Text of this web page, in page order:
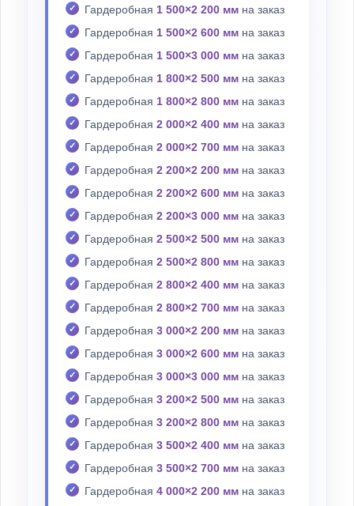
Гардеробная 1 500×2 200 мм на заказ
Гардеробная 1 500×2 600 мм на заказ
Гардеробная 1 500×3 000 мм на заказ
Гардеробная 1 800×2 500 мм на заказ
Гардеробная 1 800×2 800 мм на заказ
Гардеробная 2 000×2 400 мм на заказ
Гардеробная 2 000×2 700 мм на заказ
Гардеробная 2 200×2 200 мм на заказ
Гардеробная 2 200×2 600 мм на заказ
Гардеробная 2 200×3 000 мм на заказ
Гардеробная 2 500×2 500 мм на заказ
Гардеробная 2 500×2 800 мм на заказ
Гардеробная 2 800×2 400 мм на заказ
Гардеробная 2 800×2 700 мм на заказ
Гардеробная 3 000×2 200 мм на заказ
Гардеробная 3 000×2 600 мм на заказ
Гардеробная 3 000×3 000 мм на заказ
Гардеробная 3 200×2 500 мм на заказ
Гардеробная 3 200×2 800 мм на заказ
Гардеробная 3 500×2 400 мм на заказ
Гардеробная 3 500×2 700 мм на заказ
Гардеробная 4 000×2 200 мм на заказ